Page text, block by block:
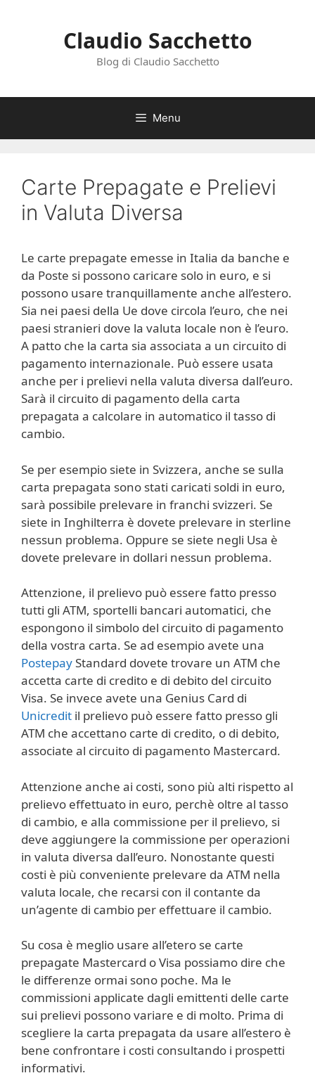
Claudio Sacchetto
Blog di Claudio Sacchetto
Menu
Carte Prepagate e Prelievi
in Valuta Diversa
Le carte prepagate emesse in Italia da banche e
da Poste si possono caricare solo in euro, e si
possono usare tranquillamente anche all’estero.
Sia nei paesi della Ue dove circola l’euro, che nei
paesi stranieri dove la valuta locale non è l’euro.
A patto che la carta sia associata a un circuito di
pagamento internazionale. Può essere usata
anche per i prelievi nella valuta diversa dall’euro.
Sarà il circuito di pagamento della carta
prepagata a calcolare in automatico il tasso di
cambio.
Se per esempio siete in Svizzera, anche se sulla
carta prepagata sono stati caricati soldi in euro,
sarà possibile prelevare in franchi svizzeri. Se
siete in Inghilterra è dovete prelevare in sterline
nessun problema. Oppure se siete negli Usa è
dovete prelevare in dollari nessun problema.
Attenzione, il prelievo può essere fatto presso
tutti gli ATM, sportelli bancari automatici, che
espongono il simbolo del circuito di pagamento
della vostra carta. Se ad esempio avete una
PostepayStandard dovete trovare un ATM che
accetta carte di credito e di debito del circuito
Visa. Se invece avete una Genius Card di
Unicredit il prelievo può essere fatto presso gli
ATM che accettano carte di credito, o di debito,
associate al circuito di pagamento Mastercard.
Attenzione anche ai costi, sono più alti rispetto al
prelievo effettuato in euro, perchè oltre al tasso
di cambio, e alla commissione per il prelievo, si
deve aggiungere la commissione per operazioni
in valuta diversa dall’euro. Nonostante questi
costi è più conveniente prelevare da ATM nella
valuta locale, che recarsi con il contante da
un’agente di cambio per effettuare il cambio.
Su cosa è meglio usare all’etero se carte
prepagate Mastercard o Visa possiamo dire che
le differenze ormai sono poche. Ma le
commissioni applicate dagli emittenti delle carte
sui prelievi possono variare e di molto. Prima di
scegliere la carta prepagata da usare all’estero è
bene confrontare i costi consultando i prospetti
informativi.